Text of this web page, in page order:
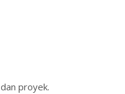
dan proyek.